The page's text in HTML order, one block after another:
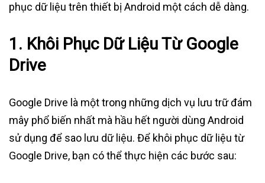
phục dữ liệu trên thiết bị Android một cách dễ dàng.
1. Khôi Phục Dữ Liệu Từ Google
Drive
Google Drive là một trong những dịch vụ lưu trữ đám
mây phổ biến nhất mà hầu hết người dùng Android
sử dụng để sao lưu dữ liệu. Để khôi phục dữ liệu từ
Google Drive, bạn có thể thực hiện các bước sau: